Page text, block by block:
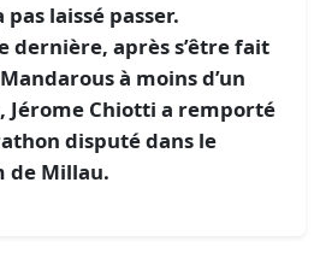
pas laissé passer.
dernière, après s’être fait
à moins d’un
Chiotti a remporté
disputé dans le
de Millau.